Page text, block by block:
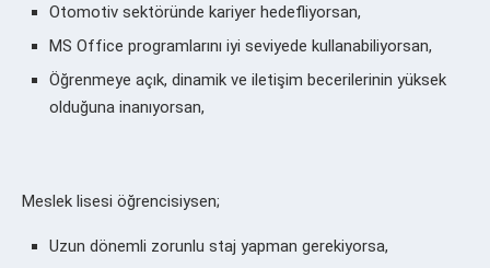
Otomotiv sektöründe kariyer hedefliyorsan,
MS Office programlarını iyi seviyede kullanabiliyorsan,
Öğrenmeye açık, dinamik ve iletişim becerilerinin yüksek
olduğuna inanıyorsan,
Meslek lisesi öğrencisiysen;
Uzun dönemli zorunlu staj yapman gerekiyorsa,